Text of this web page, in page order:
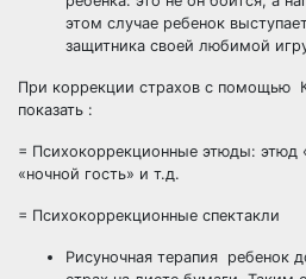
этом случае ребенок
защитника своей любимой
При коррекции страхов с помощью
показать :
= Психокоррекционные этюды: этюд
«ночной гость» и т.д.
= Психокоррекционные спектакли
Рисуночная терапия ребенок